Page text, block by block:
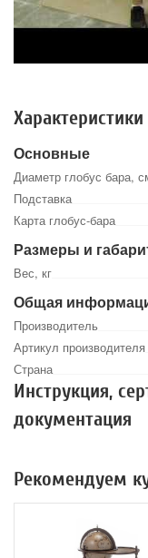
Характеристики
Основные
Диаметр глобус бара,
Подставка
Карта глобус-бара
Размеры и
Вес, кг
Общая
Производитель
Артикул производителя
Страна
Инструкция,
документация
Рекомендуем